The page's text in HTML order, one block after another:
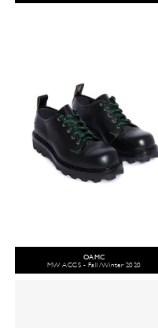
OAMC
MW ACCS - Fall/Winter 2020